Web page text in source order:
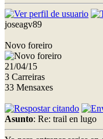
joseagv89
Novo foreiro
21/04/15
3 Carreiras
33 Mensaxes
Asunto: Re: trail en lugo